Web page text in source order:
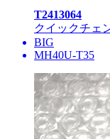
T2413064
クイックチェ
BIG
MH40U-T35